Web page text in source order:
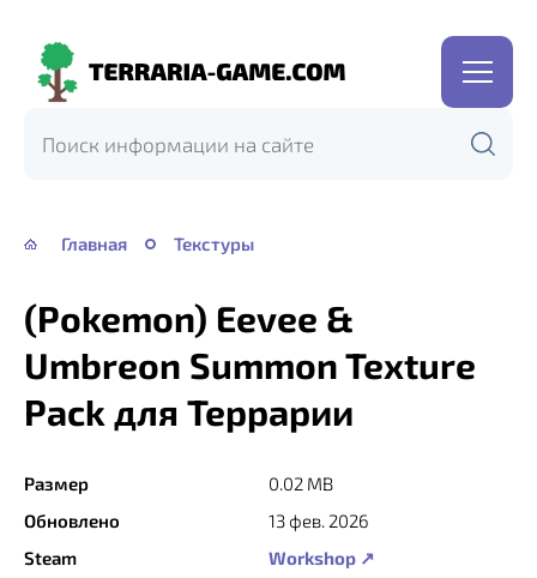
Terraria-
Главная Текстуры
(Pokemon) Eevee &
Umbreon Summon Texture
Pack для Террарии
Размер
0.02 MB
Обновлено
13 фев. 2026
Steam
Workshop ↗